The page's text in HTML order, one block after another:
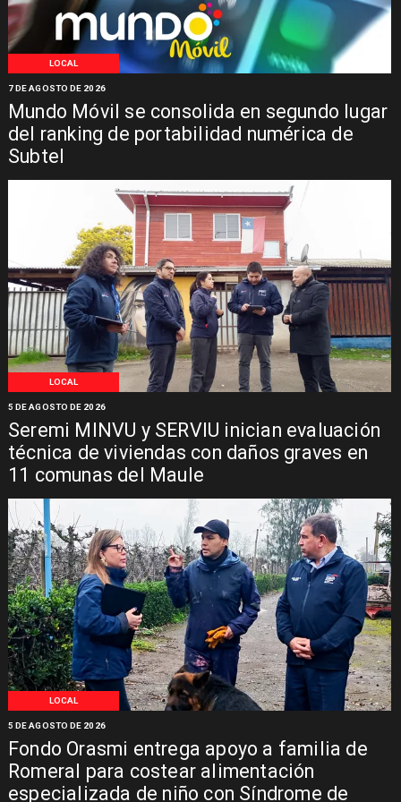
LOCAL
Mundo Móvil se consolida en segundo lugar
del ranking de portabilidad numérica de
Subtel
7 DE AGOSTO DE 2026
LOCAL
Seremi MINVU y SERVIU inician evaluación
técnica de viviendas con daños graves en
11 comunas del Maule
5 DE AGOSTO DE 2026
LOCAL
Fondo Orasmi entrega apoyo a familia de
Romeral para costear alimentación
especializada de niño con Síndrome de
5 DE AGOSTO DE 2026